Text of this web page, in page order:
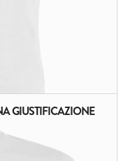
GIUSTIFICAZIONE